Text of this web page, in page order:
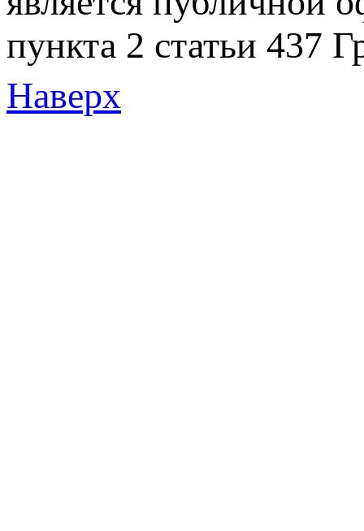
пункта 2 статьи 437
Наверх